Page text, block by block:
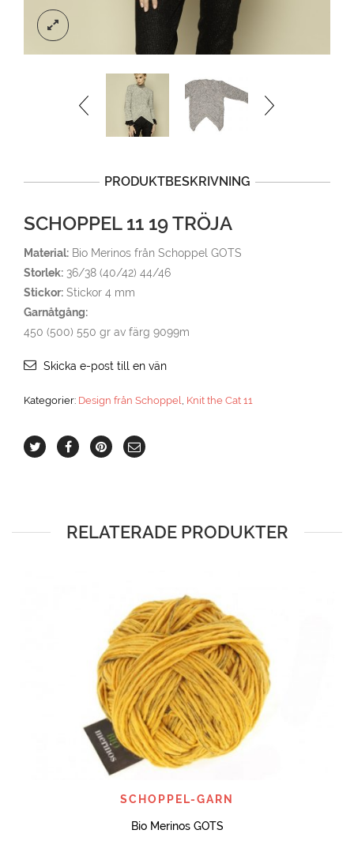
PRODUKTBESKRIVNING
SCHOPPEL 11 19 TRÖJA
Material: Bio Merinos från Schoppel GOTS
Storlek: 36/38 (40/42) 44/46
Stickor: Stickor 4 mm
Garnåtgång:
450 (500) 550 gr av färg 9099m
Skicka e-post till en vän
Kategorier: Design från Schoppel, Knit the Cat 11
RELATERADE PRODUKTER
SCHOPPEL-GARN
Bio Merinos GOTS